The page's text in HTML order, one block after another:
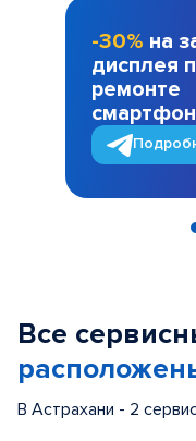
-30% на
дисплея
ремонте
Все
В Астрахани - 2